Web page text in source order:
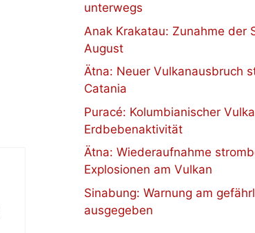
unterwegs
Anak Krakatau: Zunahme der
August
Ätna: Neuer Vulkanausbruch
Catania
Puracé: Kolumbianischer
Erdbebenaktivität
Ätna: Wiederaufnahme
Explosionen am Vulkan
Sinabung: Warnung am
ausgegeben